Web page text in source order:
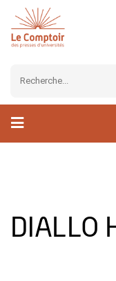
DIALLO